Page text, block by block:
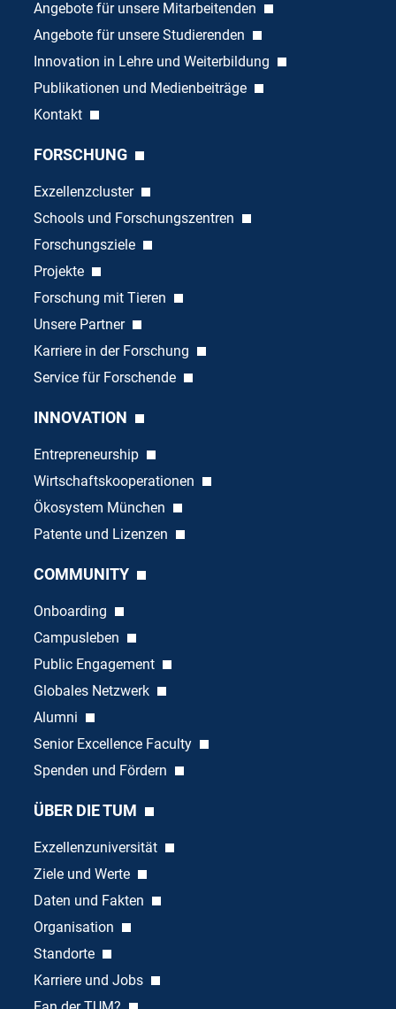
Angebote für unsere Mitarbeitenden
Angebote für unsere Studierenden
Innovation in Lehre und Weiterbildung
Publikationen und Medienbeiträge
Kontakt
FORSCHUNG
Exzellenzcluster
Schools und Forschungszentren
Forschungsziele
Projekte
Forschung mit Tieren
Unsere Partner
Karriere in der Forschung
Service für Forschende
INNOVATION
Entrepreneurship
Wirtschaftskooperationen
Ökosystem München
Patente und Lizenzen
COMMUNITY
Onboarding
Campusleben
Public Engagement
Globales Netzwerk
Alumni
Senior Excellence Faculty
Spenden und Fördern
ÜBER DIE TUM
Exzellenzuniversität
Ziele und Werte
Daten und Fakten
Organisation
Standorte
Karriere und Jobs